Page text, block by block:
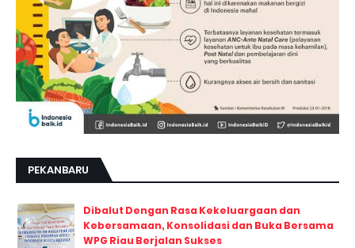
PEKANBARU
Dibalut Dengan Rasa Kekeluargaan dan
Kebersamaan, Konsolidasi dan Buka Bersama
WPG Riau Berjalan Sukses